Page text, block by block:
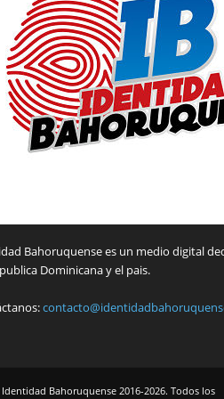
Bahoruquense es un medio digital
Dominicana y el pais.
Identidad Bahoruquense 2016-2026. Todos los